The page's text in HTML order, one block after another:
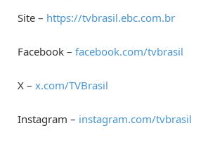
Site – https://tvbrasil.ebc.com.br
Facebook – facebook.com/tvbrasil
X – x.com/TVBrasil
Instagram – instagram.com/tvbrasil